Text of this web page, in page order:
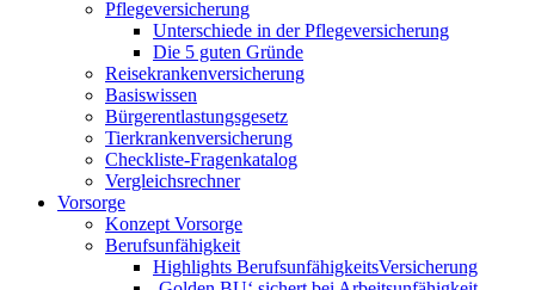
Pflegeversicherung
Unterschiede in der Pflegeversicherung
Die 5 guten Gründe
Reisekrankenversicherung
Basiswissen
Bürgerentlastungsgesetz
Tierkrankenversicherung
Checkliste-Fragenkatalog
Vergleichsrechner
Vorsorge
Konzept Vorsorge
Berufsunfähigkeit
Highlights BerufsunfähigkeitsVersicherung